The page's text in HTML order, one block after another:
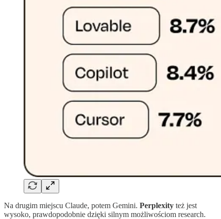
Na drugim miejscu Claude, potem Gemini. Perplexity też jest
wysoko, prawdopodobnie dzięki silnym możliwościom research.